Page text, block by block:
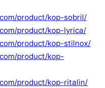
product/kop-sobril/
product/kop-lyrica/
product/kop-stilnox/
product/kop-
product/kop-ritalin/